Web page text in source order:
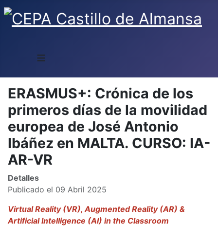
≡
ERASMUS+: Crónica de los
primeros días de la movilidad
europea de José Antonio
Ibáñez en MALTA. CURSO: IA-
AR-VR
Detalles
Publicado el 09 Abril 2025
Virtual Reality (VR), Augmented Reality (AR) &
Artificial Intelligence (AI) in the Classroom